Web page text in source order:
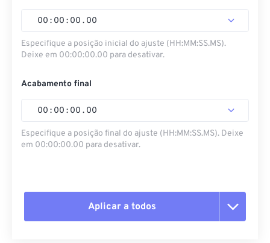
00 : 00 : 00 . 00
Especifique a posição inicial do ajuste (HH:MM:SS.MS).
Deixe em 00:00:00.00 para desativar.
Acabamento final
00 : 00 : 00 . 00
Especifique a posição final do ajuste (HH:MM:SS.MS). Deixe
em 00:00:00.00 para desativar.
Aplicar a todos